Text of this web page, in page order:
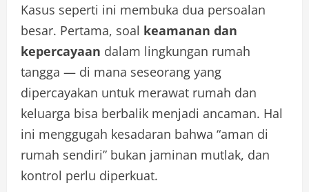
Kasus seperti ini membuka dua persoalan
besar. Pertama, soal keamanan dan
kepercayaan dalam lingkungan rumah
tangga — di mana seseorang yang
dipercayakan untuk merawat rumah dan
keluarga bisa berbalik menjadi ancaman. Hal
ini menggugah kesadaran bahwa “aman di
rumah sendiri” bukan jaminan mutlak, dan
kontrol perlu diperkuat.